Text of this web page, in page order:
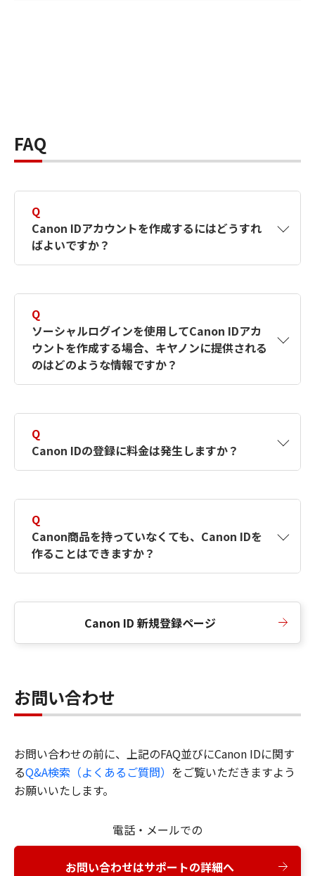
FAQ
Q
Canon IDアカウントを作成するにはどうすれ
ばよいですか？
す。詳しい作成方法は【カメラ】Canon IDとは
何ですか？Canon IDの作成方法は？をご確認く
ださい。
Q
ソーシャルログインを使用してCanon IDアカ
ウントを作成する場合、キヤノンに提供される
のはどのような情報ですか？
択したサービスから取得します。アカウントを
簡単に作成できるように、この情報を使用して
Canon IDの登録フォームを入力します。
Q
Canon IDの登録に料金は発生しますか？
Q
Canon商品を持っていなくても、Canon IDを
作ることはできますか？
Canon ID 新規登録ページ
お問い合わせ
お問い合わせの前に、上記のFAQ並びにCanon IDに関す
るQ&A検索（よくあるご質問） をご覧いただきますよう
お願いいたします。
電話・メールでの
お問い合わせはサポートの詳細へ